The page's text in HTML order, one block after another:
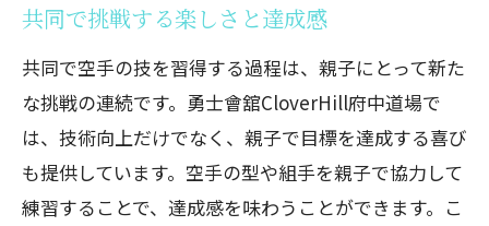
共同で挑戦する楽しさと達成感
共同で空手の技を習得する過程は、親子にとって新た
な挑戦の連続です。勇士會舘CloverHill府中道場で
は、技術向上だけでなく、親子で目標を達成する喜び
も提供しています。空手の型や組手を親子で協力して
練習することで、達成感を味わうことができます。こ